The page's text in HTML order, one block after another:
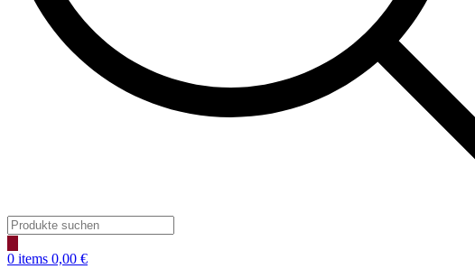
Products
search
0 items 0,00 €